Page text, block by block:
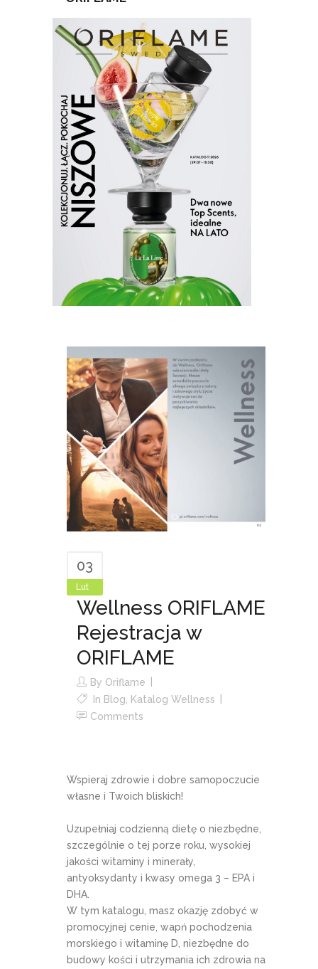
03
Lut
Wellness ORIFLAME
Rejestracja w
ORIFLAME
By Oriflame
In Blog Katalog Wellness
Comments
Wspieraj zdrowie i dobre samopoczucie
własne i Twoich bliskich!
Uzupełniaj codzienną dietę o niezbędne,
szczególnie o tej porze roku, wysokiej
jakości witaminy i minerały,
antyoksydanty i kwasy omega 3 – EPA i
DHA.
W tym katalogu, masz okazję zdobyć w
promocyjnej cenie, wapń pochodzenia
morskiego i witaminę D, niezbędne do
budowy kości i utrzymania ich zdrowia na